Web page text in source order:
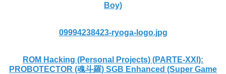
Boy)
09994238423-ryoga-logo.jpg
ROM Hacking (Personal Projects) (PARTE-XXI):
PROBOTECTOR (魂斗羅) SGB Enhanced (Super Game